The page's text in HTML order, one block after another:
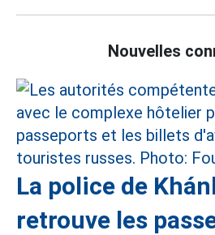
Nouvelles
La police de
retrouve les